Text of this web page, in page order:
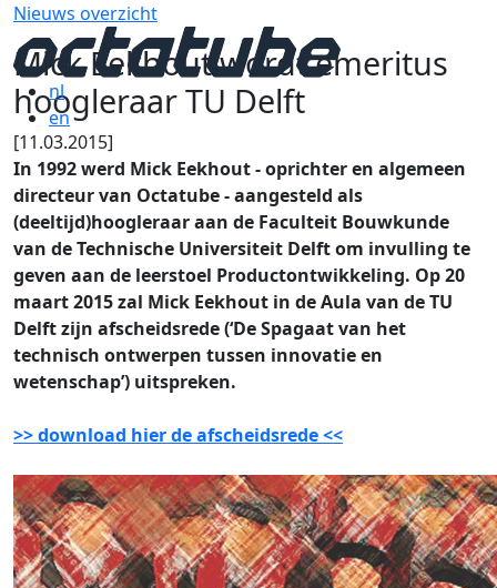
nl
en
Nieuws overzicht
Mick Eekhout wordt emeritus
hoogleraar TU Delft
[11.03.2015]
In 1992 werd Mick Eekhout - oprichter en algemeen
directeur van Octatube - aangesteld als
(deeltijd)hoogleraar aan de Faculteit Bouwkunde
van de Technische Universiteit Delft om invulling te
geven aan de leerstoel Productontwikkeling. Op 20
maart 2015 zal Mick Eekhout in de Aula van de TU
Delft zijn afscheidsrede (‘De Spagaat van het
technisch ontwerpen tussen innovatie en
wetenschap’) uitspreken.
>> download hier de afscheidsrede <<